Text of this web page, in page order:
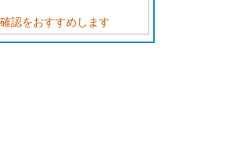
認をおすすめします